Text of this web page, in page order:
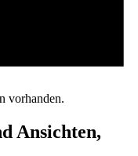
vorhanden.
Ansichten,